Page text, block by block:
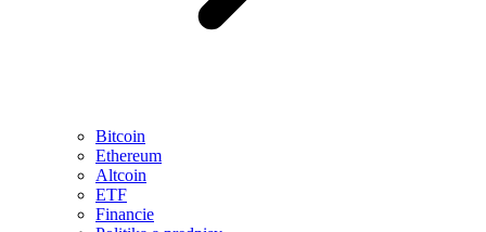
Bitcoin
Ethereum
Altcoin
ETF
Financie